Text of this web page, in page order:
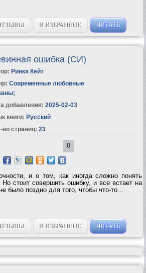
В ИЗБРАННОЕ ЧИТАТЬ
ошибка (СИ)
Ринка Кейт
Современные любовные
;
добавления: 2025-02-03
книги: Русский
во страниц: 23
0
и о том, как иногда сложно понять
Но стоит совершить ошибку, и все встает на
было поздно для того, чтобы что-то...
В ИЗБРАННОЕ ЧИТАТЬ